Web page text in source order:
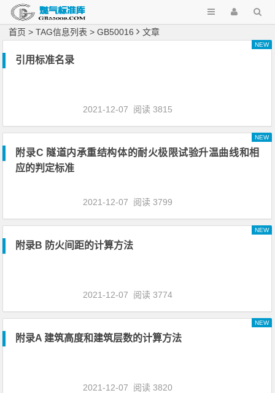
首页 > TAG信息列表 > GB50016 文章
引用标准名录
NEW
2021-12-07 阅读 3815
附录C 隧道内承重结构体的耐火极限试验升温曲线和相
应的判定标准
NEW
2021-12-07 阅读 3799
附录B 防火间距的计算方法
NEW
2021-12-07 阅读 3774
附录A 建筑高度和建筑层数的计算方法
NEW
2021-12-07 阅读 3820